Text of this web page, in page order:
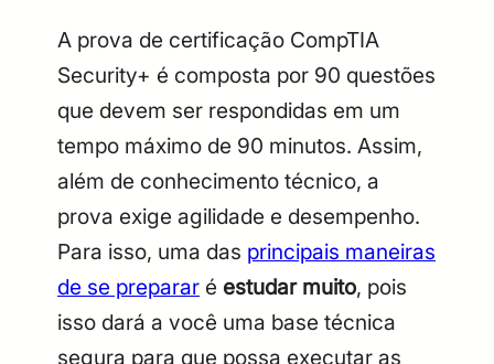
A prova de certificação CompTIA
Security+ é composta por 90 questões
que devem ser respondidas em um
tempo máximo de 90 minutos. Assim,
além de conhecimento técnico, a
prova exige agilidade e desempenho.
Para isso, uma das principais maneiras
de se preparar é estudar muito, pois
isso dará a você uma base técnica
segura para que possa executar as